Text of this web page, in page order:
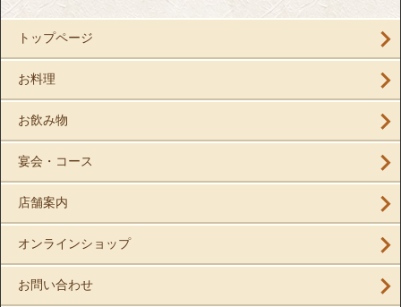
トップページ
お料理
お飲み物
宴会・コース
店舗案内
オンラインショップ
お問い合わせ